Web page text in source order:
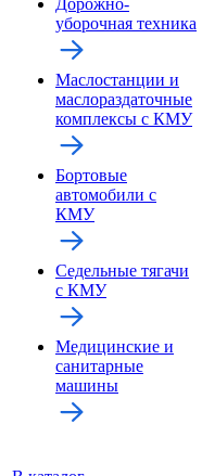
Дорожно-
уборочная техника
Маслостанции и
маслораздаточные
комплексы с КМУ
Бортовые
автомобили с
КМУ
Седельные тягачи
с КМУ
Медицинские и
санитарные
машины